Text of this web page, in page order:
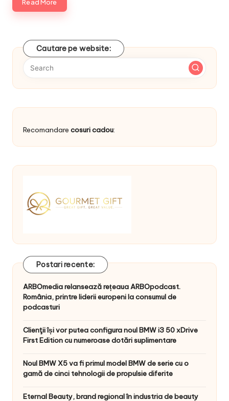
Read More
Cautare pe website:
Recomandare cosuri cadou:
Postari recente:
ARBOmedia relansează rețeaua ARBOpodcast.
România, printre liderii europeni la consumul de
podcasturi
Clienţii își vor putea configura noul BMW i3 50 xDrive
First Edition cu numeroase dotări suplimentare
Noul BMW X5 va fi primul model BMW de serie cu o
gamă de cinci tehnologii de propulsie diferite
Eternal Beauty, brand regional în industria de beauty